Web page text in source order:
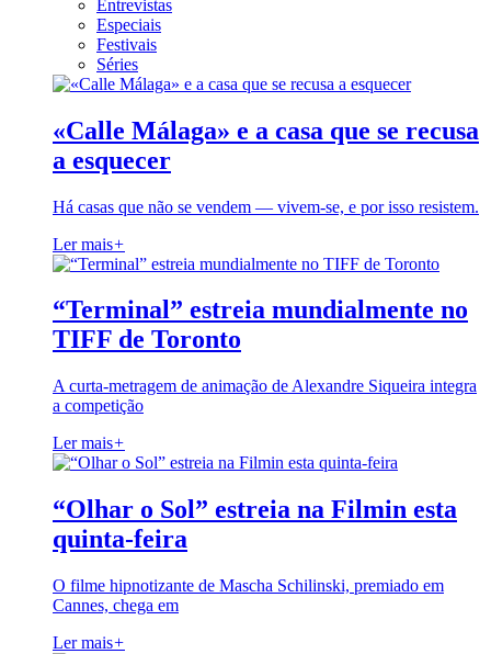
Entrevistas
Especiais
Festivais
Séries
«Calle Málaga» e a casa que se recusa
a esquecer
Há casas que não se vendem — vivem-se, e por isso resistem.
Ler mais+
“Terminal” estreia mundialmente no
TIFF de Toronto
A curta-metragem de animação de Alexandre Siqueira integra
a competição
Ler mais+
“Olhar o Sol” estreia na Filmin esta
quinta-feira
O filme hipnotizante de Mascha Schilinski, premiado em
Cannes, chega em
Ler mais+